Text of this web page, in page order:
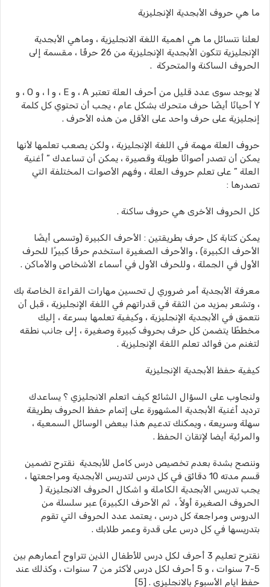
ما هي حروف الأبجدية الإنجليزية
لعلنا نتسائل ما هي اهمية اللغة الانجليزية ، وماهي الأبجدية
الإنجليزية تتكون الأبجدية الإنجليزية من 26 حرفًا ، مقسمة إلى
الحروف الساكنة والمتحركة .
لا يوجد سوى عدد قليل من أحرف العلة تعتبر A ، و E ، و I ، و O ، و
Y أحيانًا أيضًا حرف متحرك بشكل عام ، يجب أن تحتوي كل كلمة
إنجليزية على حرف واحد على الأقل من هذه الأحرف .
حروف العلة مهمة في اللغة الإنجليزية ، ولكن يصعب تعلمها لأنها
يمكن أن تصدر أصواتًا طويلة وقصيرة ، يمكن أن تساعدك ” أغنية
العلة ” على تعلم حروف العلة ، وفهم الأصوات المختلفة التي
تصدرها :
كل الحروف الأخرى هي حروف ساكنة .
يمكن كتابة كل حرف بطريقتين : الأحرف الكبيرة (وتسمى أيضًا
الأحرف الكبيرة) ، والأحرف الصغيرة استخدم حرفًا كبيرًا للحرف
الأول في الجملة ، وللحرف الأول في أسماء الأشخاص والأماكن .
معرفة الأبجدية أمر ضروري ل تحسين مهارات القراءة الخاصة بك
، وتشعر بمزيد من الثقة في قدراتهم في اللغة الإنجليزية ، قبل أن
نتعمق في الأبجدية الإنجليزية ، وكيفية تعلمها بسرعة ، إليك
مخططًا يتضمن كل حرف بحروف كبيرة وصغيرة ، إلى جانب نطقه
لتغنم من فوائد تعلم اللغة الإنجليزية .
كيفية حفظ الأبجدية الإنجليزية
ولنجاوب على السؤال الشائع كيف اتعلم الانجليزي ؟ يساعدك
ترديد أغنية الأبجدية المشهورة على إتمام حفظ الحروف بطريقة
سهلة وسريعة ، ويمكنك تدعيم هذا ببعض الوسائل السمعية ،
والمرئية أيضا لإتقان الحفظ .
وننصح بشدة بعدم تخصيص درس كامل للأبجدية نقترح تضمين
قسم مدته 10 دقائق في كل درس لتدريس الأبجدية ومراجعتها ،
يجب تدريس الأبجدية الكاملة و اشكال الحروف الانجليزية (
الحروف الصغيرة أولاً ، ثم الأحرف الكبيرة) عبر سلسلة من
الدروس ومراجعة كل درس ، يعتمد عدد الحروف التي تقوم
بتدريسها في كل درس على قدرة وعمر طلابك .
نقترح تعليم 3 أحرف لكل درس للأطفال الذين تتراوح أعمارهم بين
5-7 سنوات ، و 5 أحرف لكل درس لأكثر من 7 سنوات ، وكذلك عند
حفظ ايام الأسبوع بالانجليزي . [5]